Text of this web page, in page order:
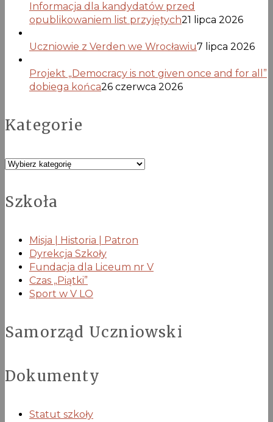
Informacja dla kandydatów przed
opublikowaniem list przyjętych21 lipca 2026
Uczniowie z Verden we Wrocławiu7 lipca 2026
Projekt „Democracy is not given once and for all”
dobiega końca26 czerwca 2026
Kategorie
Kategorie
Szkoła
Misja | Historia | Patron
Dyrekcja Szkoły
Fundacja dla Liceum nr V
Czas „Piątki”
Sport w V LO
Samorząd Uczniowski
Dokumenty
Statut szkoły